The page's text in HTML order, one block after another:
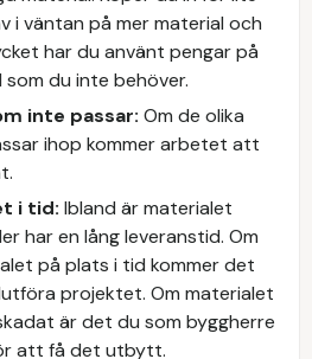
i väntan på mer material och
har du använt pengar på
som du inte behöver.
inte passar: Om de olika
ihop kommer arbetet att
i tid: Ibland är materialet
har en lång leveranstid. Om
på plats i tid kommer det
projektet. Om materialet
är det du som byggherre
att få det utbytt.